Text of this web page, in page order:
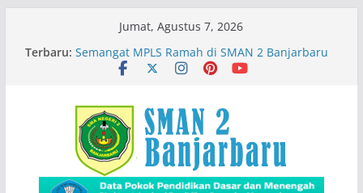
Jumat, Agustus 7, 2026
Terbaru:
Siswa SMADA Belajar Seru Bareng Dosen Biologi
FMIPA ULM
Semangat MPLS Ramah di SMAN 2 Banjarbaru
Immigration Goes To School